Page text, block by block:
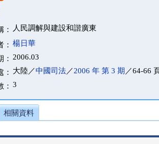
： 人民調解與建設和諧廣東
： 楊日華
： 2006.03
： 大陸／中國司法／2006 年 第 3 期 ／64-66
3
相關資料